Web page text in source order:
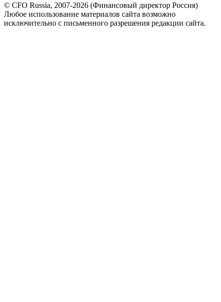
© CFO Russia, 2007-2026 (Финансовый директор Россия)
Любое использование материалов сайта возможно
исключительно с письменного разрешения редакции сайта.